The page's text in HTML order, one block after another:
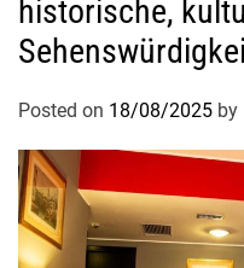
historische,
Posted on 18/08/2025 by